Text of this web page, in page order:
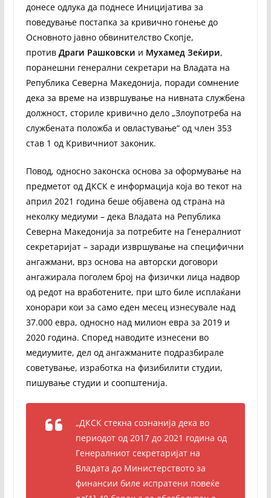
донесе одлука да поднесе Иницијатива за
поведување постапка за кривично гонење до
Основното јавно обвинителство Скопје,
против Драги Рашковски и Мухамед Зеќири,
поранешни генерални секретари на Владата на
Република Северна Македонија, поради сомнение
дека за време на извршување на нивната службена
должност, сториле кривично дело „Злоупотреба на
службената положба и овластување“ од член 353
став 1 од Кривичниот законик.
Повод, односно законска основа за оформување на
предметот од ДКСК е информација која во текот на
април 2021 година беше објавена од страна на
неколку медиуми – дека Владата на Република
Северна Македонија за потребите на Генералниот
секретаријат – заради извршување на специфични
ангажмани, врз основа на авторски договори
ангажирала поголем број на физички лица надвор
од редот на вработените, при што биле исплаќани
хонорари кои за само еден месец изнесувале над
37.000 евра, односно над милион евра за 2019 и
2020 година. Според наводите изнесени во
медиумите, дел од ангажманите подразбирале
советување, изработка на физибилити студии,
пишување студии и соопштенија.
„ДКСК стекна сознанија дека во
периодот од 2017 до 2021 година од
Генералниот секретаријат на
Владата до Министерството за
финансии биле испратени повеќе